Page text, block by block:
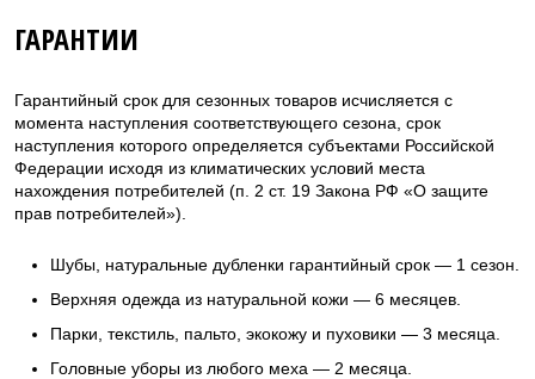
ГАРАНТИИ
Гарантийный срок для сезонных товаров исчисляется с
момента наступления соответствующего сезона, срок
наступления которого определяется субъектами Российской
Федерации исходя из климатических условий места
нахождения потребителей (п. 2 ст. 19 Закона РФ «О защите
прав потребителей»).
Шубы, натуральные дубленки гарантийный срок — 1 сезон.
Верхняя одежда из натуральной кожи — 6 месяцев.
Парки, текстиль, пальто, экокожу и пуховики — 3 месяца.
Головные уборы из любого меха — 2 месяца.